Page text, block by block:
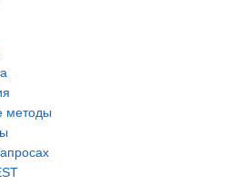
методы